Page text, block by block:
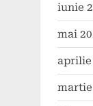
iunie
mai
aprilie
martie